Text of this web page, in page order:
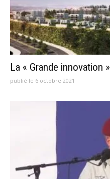
La « Grande innovation
publié le 6 octobre 2021